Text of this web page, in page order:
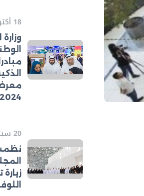
18 أكتوبر 2024
2024”
20 سبتمبر 2024